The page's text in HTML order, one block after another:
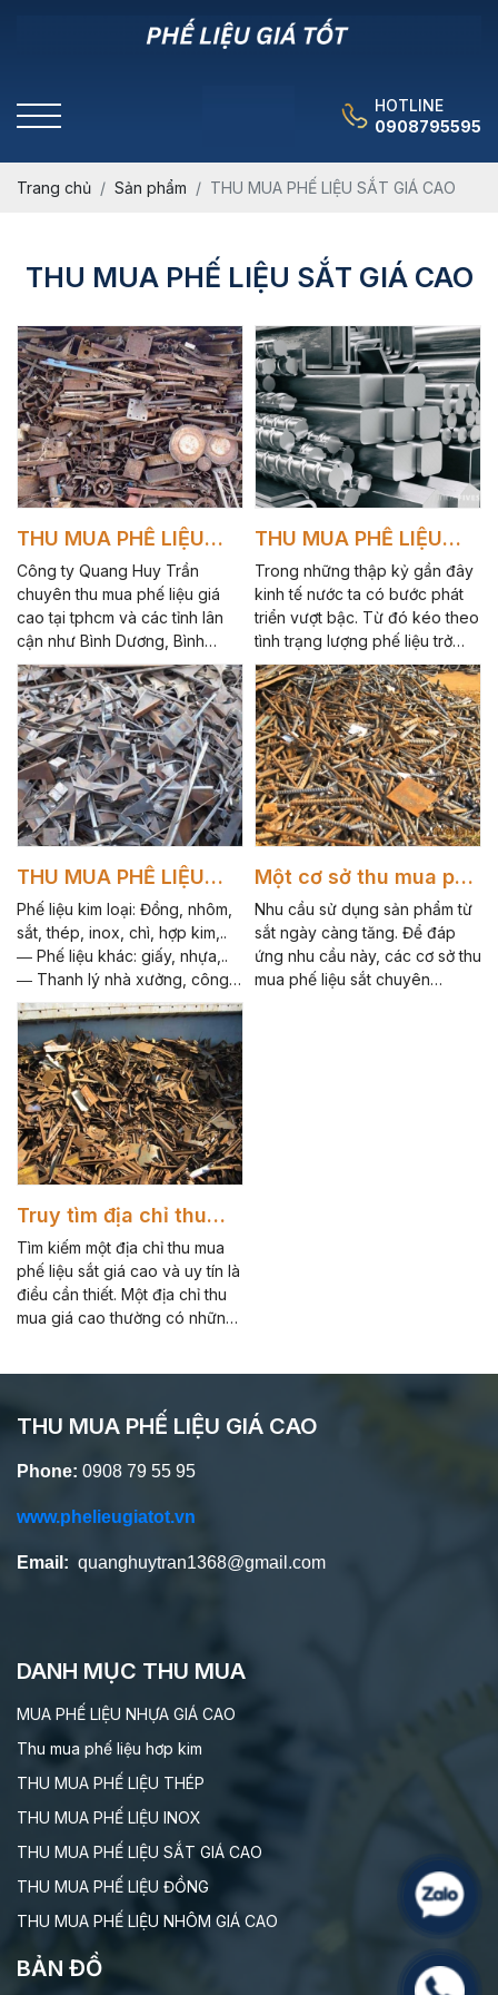
HOTLINE
0908795595
Trang chủ Sản phẩm THU MUA PHẾ LIỆU SẮT GIÁ CAO
THU MUA PHẾ LIỆU SẮT GIÁ CAO
THU MUA PHẾ LIỆU
GIÁ CAO
Công ty Quang Huy Trần
chuyên thu mua phế liệu giá
cao tại tphcm và các tỉnh lân
cận như Bình Dương, Bình
Phước, Đồng Nai, Long An,
Tây Ninh, Vũng Tàu.
THU MUA PHẾ LIỆU
GIÁ CAO 2
Trong những thập kỷ gần đây
kinh tế nước ta có bước phát
triển vượt bậc. Từ đó kéo theo
tình trạng lượng phế liệu trở
thành bài toán phát triển.
THU MUA PHẾ LIỆU
GIÁ CAO 1
Phế liệu kim loại: Đồng, nhôm,
sắt, thép, inox, chì, hợp kim,..
― Phế liệu khác: giấy, nhựa,..
― Thanh lý nhà xưởng, công
trình CAM KẾT: ☑ Thu mua
nhanh chóng, thanh toán tận
tay 1 lần với giá sát thị trường
nhất ☑ Thu mua không giới
hạn số lượng, loại phế liệu,
không ngại đi xa, kể cả nghỉ lễ
☑ Nhận hợp đồng Thu mua –
Bao tiêu dài hạn và định
kỳ...Hãy gọi cho chúng tôi để
được mức giá tốt nhất và hợp
lý nhất,.. Hotline : 0908795595
Một cơ sở thu mua phế
liệu sắt chuyên nghiệp
tại Thuận An
Nhu cầu sử dụng sản phẩm từ
sắt ngày càng tăng. Để đáp
ứng nhu cầu này, các cơ sở thu
mua phế liệu sắt chuyên
Truy tìm địa chỉ thu
mua phế liệu sắt giá
cao
Tìm kiếm một địa chỉ thu mua
phế liệu sắt giá cao và uy tín là
điều cần thiết. Một địa chỉ thu
mua giá cao thường có những
THU MUA PHẾ LIỆU GIÁ CAO
Phone: 0908 79 55 95
www.phelieugiatot.vn
Email: quanghuytran1368@gmail.com
DANH MỤC THU MUA
MUA PHẾ LIỆU NHỰA GIÁ CAO
Thu mua phế liệu hơp kim
THU MUA PHẾ LIỆU THÉP
THU MUA PHẾ LIỆU INOX
THU MUA PHẾ LIỆU SẮT GIÁ CAO
THU MUA PHẾ LIỆU ĐỒNG
THU MUA PHẾ LIỆU NHÔM GIÁ CAO
BẢN ĐỒ